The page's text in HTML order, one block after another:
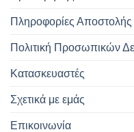
Πληροφορίες Αποστολής
Πολιτική Προσωπικών
Κατασκευαστές
Σχετικά με εμάς
Επικοινωνία